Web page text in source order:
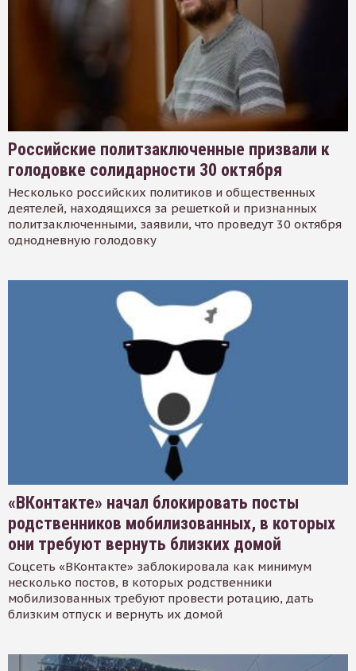
Российские политзаключенные призвали к
голодовке солидарности 30 октября
Несколько российских политиков и общественных
деятелей, находящихся за решеткой и признанных
политзаключенными, заявили, что проведут 30 октября
однодневную голодовку
«ВКонтакте» начал блокировать посты
родственников мобилизованных, в которых
они требуют вернуть близких домой
Соцсеть «ВКонтакте» заблокировала как минимум
несколько постов, в которых родственники
мобилизованных требуют провести ротацию, дать
близким отпуск и вернуть их домой